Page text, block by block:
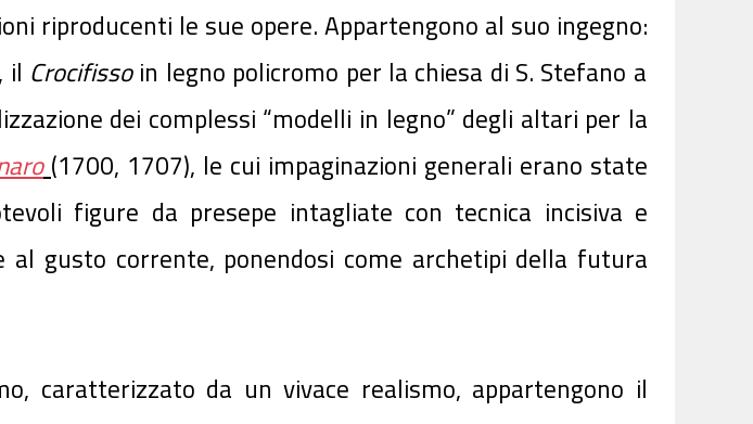
riproducenti le sue opere. Appartengono al suo ingegno:
il Crocifissoin legno policromo per la chiesa di S. Stefano a
dei complessi “modelli in legno” degli altari per la
(1700, 1707), le cui impaginazioni generali erano state
figure da presepe intagliate con tecnica incisiva e
gusto corrente, ponendosi come archetipi della futura
caratterizzato da un vivace realismo, appartengono il